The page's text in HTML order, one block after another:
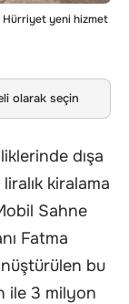
Hürriyet yeni hizmet
olarak seçin
dışa
kiralama
Sahne
Fatma
bu
ile 3 milyon